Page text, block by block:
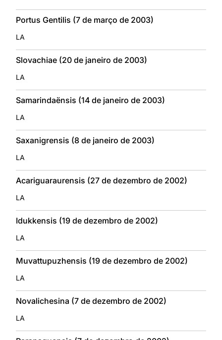
Portus Gentilis (7 de março de 2003)
LA
Slovachiae (20 de janeiro de 2003)
LA
Samarindaënsis (14 de janeiro de 2003)
LA
Saxanigrensis (8 de janeiro de 2003)
LA
Acariguaraurensis (27 de dezembro de 2002)
LA
Idukkensis (19 de dezembro de 2002)
LA
Muvattupuzhensis (19 de dezembro de 2002)
LA
Novalichesina (7 de dezembro de 2002)
LA